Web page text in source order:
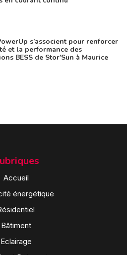
s’associent pour renforcer
et la performance des
BESS de Stor’Sun à Maurice
Accueil
énergétique
Bâtiment
Eclairage